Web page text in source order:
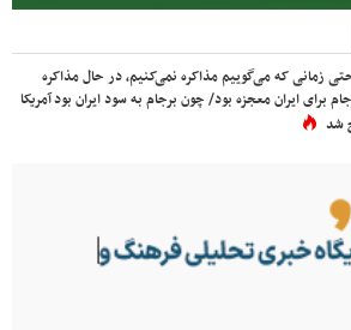
زمانی که می‌گوییم مذاکره نمی‌کنیم، در حال مذاکره
برای ایران معجزه بود/ چون برجام به سود ایران بود آمریکا
شد